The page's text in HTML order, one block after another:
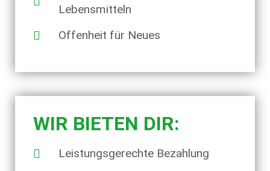
Lebensmitteln
Offenheit für Neues
WIR BIETEN DIR:
Leistungsgerechte Bezahlung